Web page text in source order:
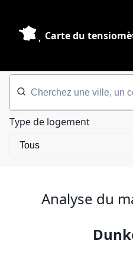
Carte du
Type de logement
Analyse du